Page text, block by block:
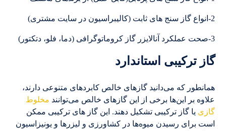
2-انواع گاز سنج های ثابت (کالیبراسیون در سایت مشتری)
3-صحت عملکرد آنالایزر گاز کروماتوگرافی (دما، فلو، دتکتور)
گاز ترکیبی استاندارد
همانطور که می‌دانید گازهای خالص کابرد‌های متنوعی دارند،
علاوه بر این‌ها برخی از این گازهای خالص می‌توانند مخلوط
گازی یا گاز ترکیبی تشکیل دهند. این گاز های ترکیبی ممکن
است برای رسیدن میوه‌ها در کشاورزی و لیزرها و یونیزاسیون